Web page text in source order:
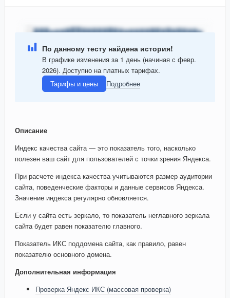
По данному тесту найдена история!
В графике изменения за 1 день (начиная с февр.
2026). Доступно на платных тарифах.
Тарифы и цены
Подробнее
Описание
Индекс качества сайта — это показатель того, насколько
полезен ваш сайт для пользователей с точки зрения Яндекса.
При расчете индекса качества учитываются размер аудитории
сайта, поведенческие факторы и данные сервисов Яндекса.
Значение индекса регулярно обновляется.
Если у сайта есть зеркало, то показатель неглавного зеркала
сайта будет равен показателю главного.
Показатель ИКС поддомена сайта, как правило, равен
показателю основного домена.
Дополнительная информация
Проверка Яндекс ИКС (массовая проверка)